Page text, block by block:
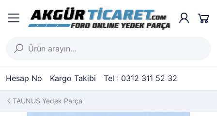
Hesap No Kargo Takibi Tel : 0312 311 52 32
TAUNUS Yedek Parça